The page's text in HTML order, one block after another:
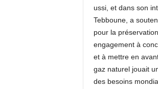
ussi, et dans son
Tebboune, a
pour la
engagement à
et à mettre en
gaz naturel jouait
des besoins